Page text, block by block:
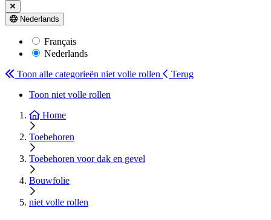
Nederlands
Français
Nederlands
Toon alle categorieën niet volle rollen
Terug
Toon niet volle rollen
Home
Toebehoren
Toebehoren voor dak en gevel
Bouwfolie
niet volle rollen